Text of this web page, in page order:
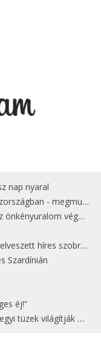
nap nyaral
a 15 legjobbat
végét jelentette
szobrának másolatát
Szardínián
éj!”
meg Zugspitzét